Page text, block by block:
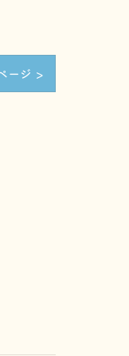
ージ >